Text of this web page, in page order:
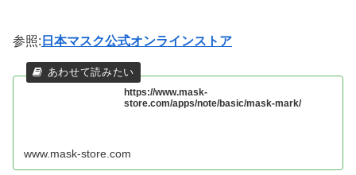
参照: 日本マスク公式オンラインストア
https://www.mask-
store.com/apps/note/basic/mask-mark/
www.mask-store.com